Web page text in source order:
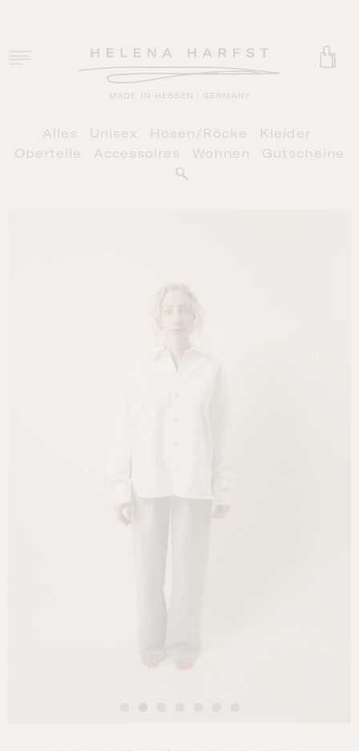
springen
Toggle
HOME
SHOP
Alles Unisex Hosen/Röcke
Kleider
Oberteile
Accessoires Wohnen Gutscheine